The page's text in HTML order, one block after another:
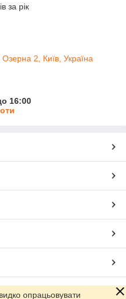
за рік
2, Київ, Україна
16:00
Prom.ua
опрацьовувати